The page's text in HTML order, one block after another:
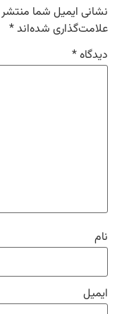
نشانی ایمیل شما
علامت‌گذاری شده‌اند*
دیدگاه*
نام
ایمیل